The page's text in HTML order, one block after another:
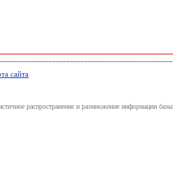
сайта
распространение и размножение информации